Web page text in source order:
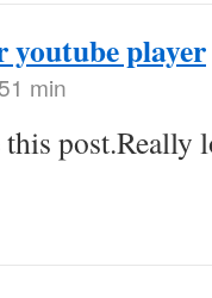
youtube player
min
post.Really